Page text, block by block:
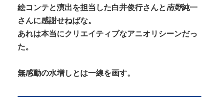
絵コンテと演出を担当した白井俊行さんと南野純一
さんに感謝せねばな。
あれは本当にクリエイティブなアニオリシーンだっ
た。
無感動の水増しとは一線を画す。